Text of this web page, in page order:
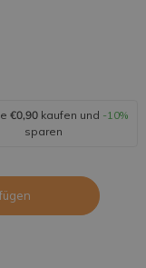
€0,90 kaufen und -10%
sparen